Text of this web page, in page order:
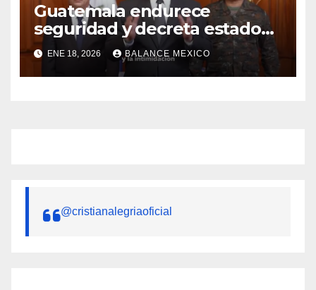
Guatemala endurece
seguridad y decreta estado
de sitio por acciones de
maras
ENE 18, 2026 BALANCE MEXICO
@cristianalegriaoficial